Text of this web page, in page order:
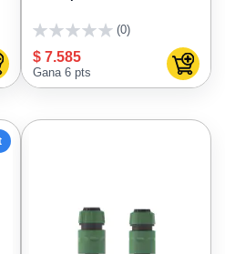
al carrito
(0)
$ 7.585
Gana 6 pts